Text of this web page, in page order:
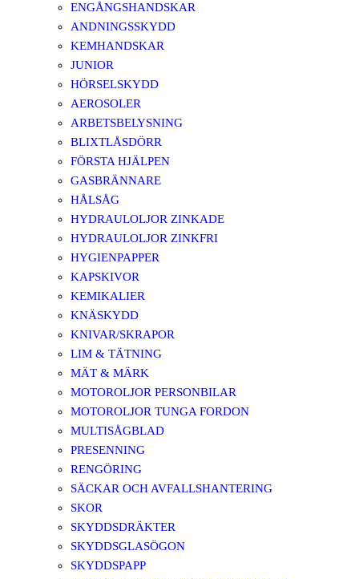
ENGÅNGSHANDSKAR
ANDNINGSSKYDD
KEMHANDSKAR
JUNIOR
HÖRSELSKYDD
AEROSOLER
ARBETSBELYSNING
BLIXTLÅSDÖRR
FÖRSTA HJÄLPEN
GASBRÄNNARE
HÅLSÅG
HYDRAULOLJOR ZINKADE
HYDRAULOLJOR ZINKFRI
HYGIENPAPPER
KAPSKIVOR
KEMIKALIER
KNÄSKYDD
KNIVAR/SKRAPOR
LIM & TÄTNING
MÄT & MÄRK
MOTOROLJOR PERSONBILAR
MOTOROLJOR TUNGA FORDON
MULTISÅGBLAD
PRESENNING
RENGÖRING
SÄCKAR OCH AVFALLSHANTERING
SKOR
SKYDDSDRÄKTER
SKYDDSGLASÖGON
SKYDDSPAPP